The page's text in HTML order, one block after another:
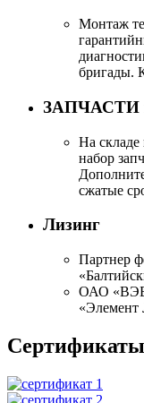
Монтаж
бригады.
ЗАПЧАСТИ
На
набор
сжатые
Лизинг
Партнер
ОАО
«Элемент